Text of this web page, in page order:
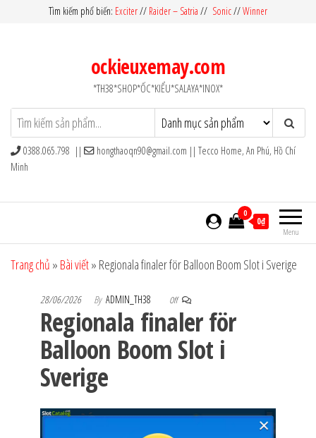
Tìm kiếm phổ biến: Exciter// Raider – Satria // Sonic//Winner
ockieuxemay.com
*TH38*SHOP*ỐC*KIỂU*SALAYA*INOX*
0388.065.798 || hongthaoqn90@gmail.com || Tecco Home, An Phú, Hồ Chí
Minh
Menu
0
0₫
Trang chủ » Bài viết» Regionala finaler för Balloon Boom Slot i Sverige
28/06/2026 By ADMIN_TH38 Off
Regionala finaler för
Balloon Boom Slot i
Sverige